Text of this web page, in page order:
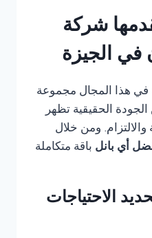
شركة
في الجيزة
هذا المجال مجموعة
الحقيقية تظهر
والالتزام. ومن خلال
أي بانل باقة متكاملة